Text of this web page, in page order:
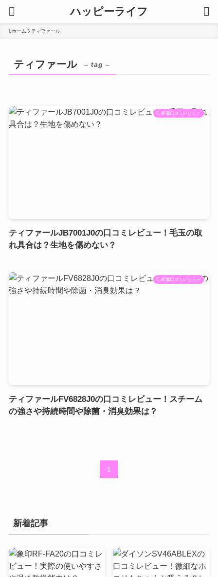
ハッピーライフ
ホーム ティファール
ティファール – tag –
家電口コミレビュー
ティファールJB7001J0の口コミレビュー！毛玉の取
れ具合は？生地を傷めない？
家電口コミレビュー
ティファールFV6828J0の口コミレビュー！スチーム
の強さや持続時間や除菌・消臭効果は？
1
新着記事